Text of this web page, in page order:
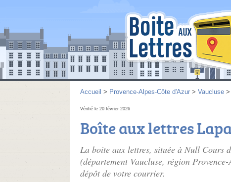
Accueil > Provence-Alpes-Côte d'Azur > Vaucluse >
Vérifié le 20 février 2026
Boîte aux lettres
La boite aux lettres, située à Null Cours
(département Vaucluse, région
dépôt de votre courrier.